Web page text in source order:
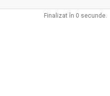
Finalizat în 0 secunde.